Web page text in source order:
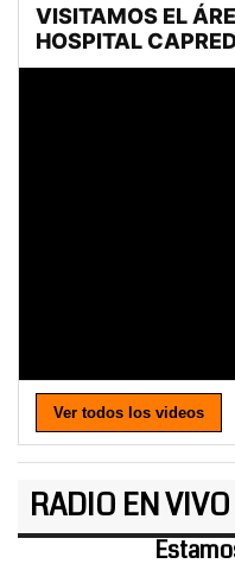
Ver todos los videos
RADIO EN VIVO